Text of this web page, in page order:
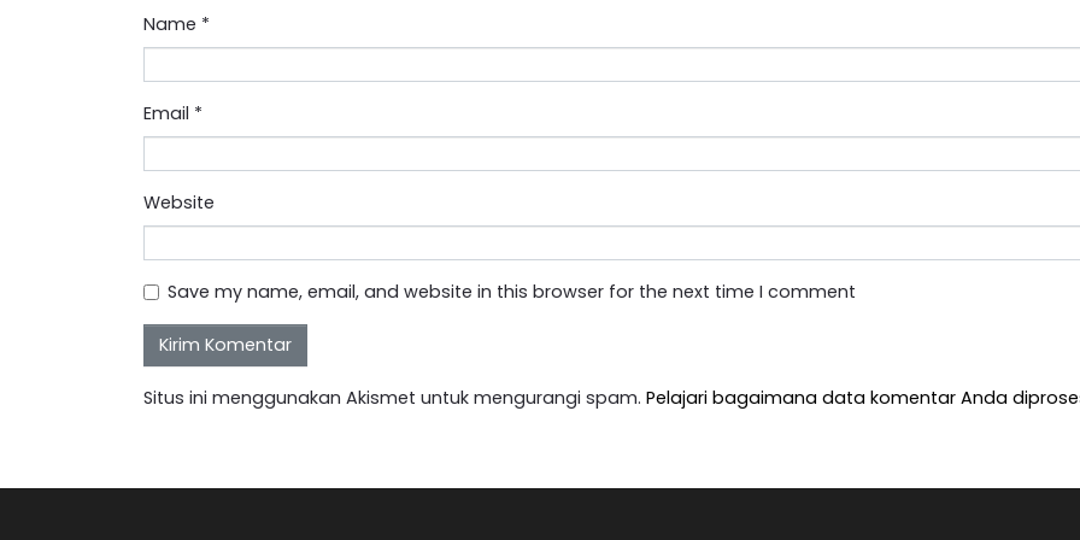
Name *
Email *
Website
Save my name, email, and website in this browser for the next time I comment
Situs ini menggunakan Akismet untuk mengurangi spam. Pelajari bagaimana data komentar Anda